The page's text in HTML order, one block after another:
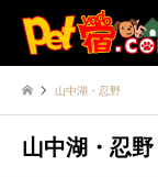
山中湖・忍野
山中湖・忍野